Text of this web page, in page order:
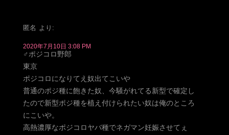
匿名 より:
2020年7月10日 3:08 PM
♂ポジコロ野郎
東京
ポジコロになりてえ奴出てこいや
普通のポジ種に飽きた奴、今騒がれてる新型で確定し
たので新型ポジ種を植え付けられたい奴は俺のところ
にこいや。
高熱濃厚なポジコロヤバ種でネガマン妊娠させてぇ